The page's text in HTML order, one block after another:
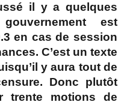
il y a quelques
est
en cas de session
C’est un texte
y aura tout de
Donc plutôt
trente motions de